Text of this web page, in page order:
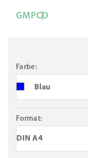
GMPCD
Blau
Farbe:
DIN A4
Format: